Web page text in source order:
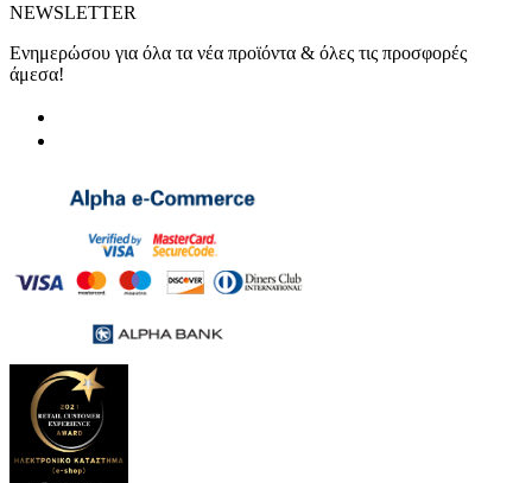
NEWSLETTER
Ενημερώσου για όλα τα νέα προϊόντα & όλες τις προσφορές
άμεσα!